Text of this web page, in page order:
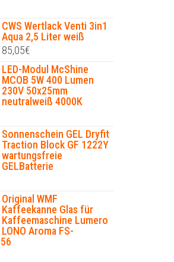
CWS Wertlack Venti 3in1
Aqua 2,5 Liter weiß
85,05€
LED-Modul McShine
MCOB 5W 400 Lumen
230V 50x25mm
neutralweiß 4000K
Sonnenschein GEL Dryfit
Traction Block GF 1222Y
wartungsfreie
GELBatterie
Original WMF
Kaffeekanne Glas für
Kaffeemaschine Lumero
LONO Aroma FS-